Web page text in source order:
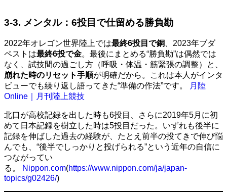
3-3. メンタル：6投目で仕留める勝負勘
2022年オレゴン世界陸上では最終6投目で銅
、2023年ブダ
ペストは最終6投で金。最後にまとめる“勝負勘”は偶然では
なく、試技間の過ごし方（呼吸・体温・筋緊張の調整）と、
崩れた時のリセット手順が明確だから。これは本人がインタ
ビューでも繰り返し語ってきた“準備の作法”です。
月陸
Online｜月刊陸上競技
北口が高校記録を出した時も6投目、さらに2019年5月に初
めて日本記録を樹立した時は5投目だった。いずれも後半に
記録を伸ばした過去の経験が、たとえ前半の投てきで伸び悩
んでも、“後半でしっかりと投げられる”という近年の自信に
つながってい
る。
Nippon.com(https://www.nippon.com/ja/japan-
topics/g02426/)